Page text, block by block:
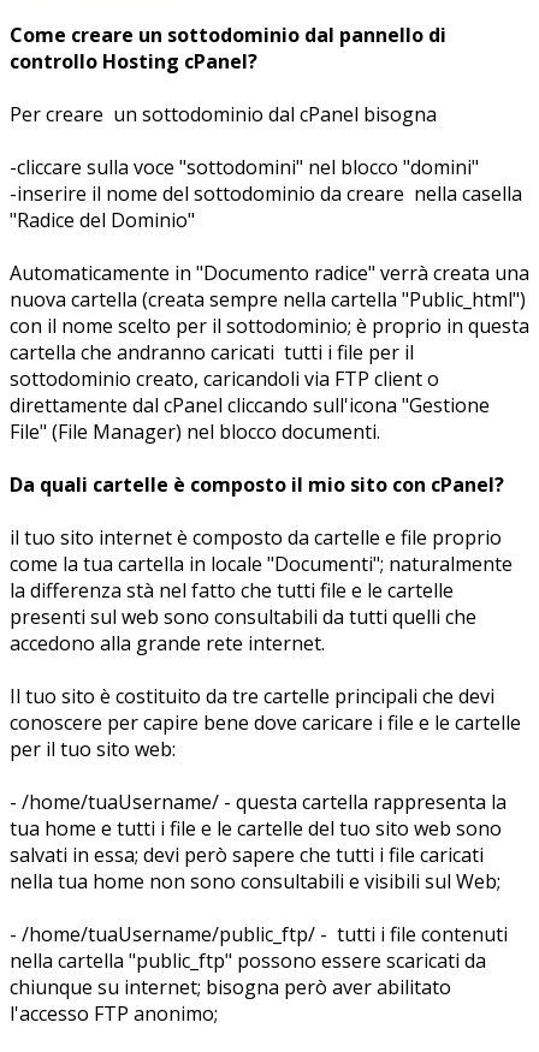
Come creare un sottodominio dal pannello di
controllo Hosting cPanel?
Per creare un sottodominio dal cPanel bisogna
-cliccare sulla voce "sottodomini" nel blocco "domini"
-inserire il nome del sottodominio da creare nella casella
"Radice del Dominio"
Automaticamente in "Documento radice" verrà creata una
nuova cartella (creata sempre nella cartella "Public_html")
con il nome scelto per il sottodominio; è proprio in questa
cartella che andranno caricati tutti i file per il
sottodominio creato, caricandoli via FTP client o
direttamente dal cPanel cliccando sull'icona "Gestione
File" (File Manager) nel blocco documenti.
Da quali cartelle è composto il mio sito con cPanel?
il tuo sito internet è composto da cartelle e file proprio
come la tua cartella in locale "Documenti"; naturalmente
la differenza stà nel fatto che tutti file e le cartelle
presenti sul web sono consultabili da tutti quelli che
accedono alla grande rete internet.
Il tuo sito è costituito da tre cartelle principali che devi
conoscere per capire bene dove caricare i file e le cartelle
per il tuo sito web:
- /home/tuaUsername/ - questa cartella rappresenta la
tua home e tutti i file e le cartelle del tuo sito web sono
salvati in essa; devi però sapere che tutti i file caricati
nella tua home non sono consultabili e visibili sul Web;
- /home/tuaUsername/public_ftp/ - tutti i file contenuti
nella cartella "public_ftp" possono essere scaricati da
chiunque su internet; bisogna però aver abilitato
l'accesso FTP anonimo;